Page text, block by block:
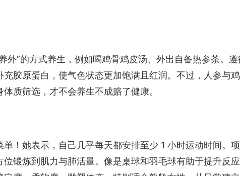
外”的方式养生，例如喝鸡骨鸡皮汤、外出自备热参茶。
胶原蛋白，使气色状态更加饱满且红润。不过，人参与
质筛选，才不会养生不成赔了健康。
！她表示，自己几乎每天都安排至少 1 小时运动时间。
锻炼到肌力与肺活量。像是桌球和羽毛球有助于提升反